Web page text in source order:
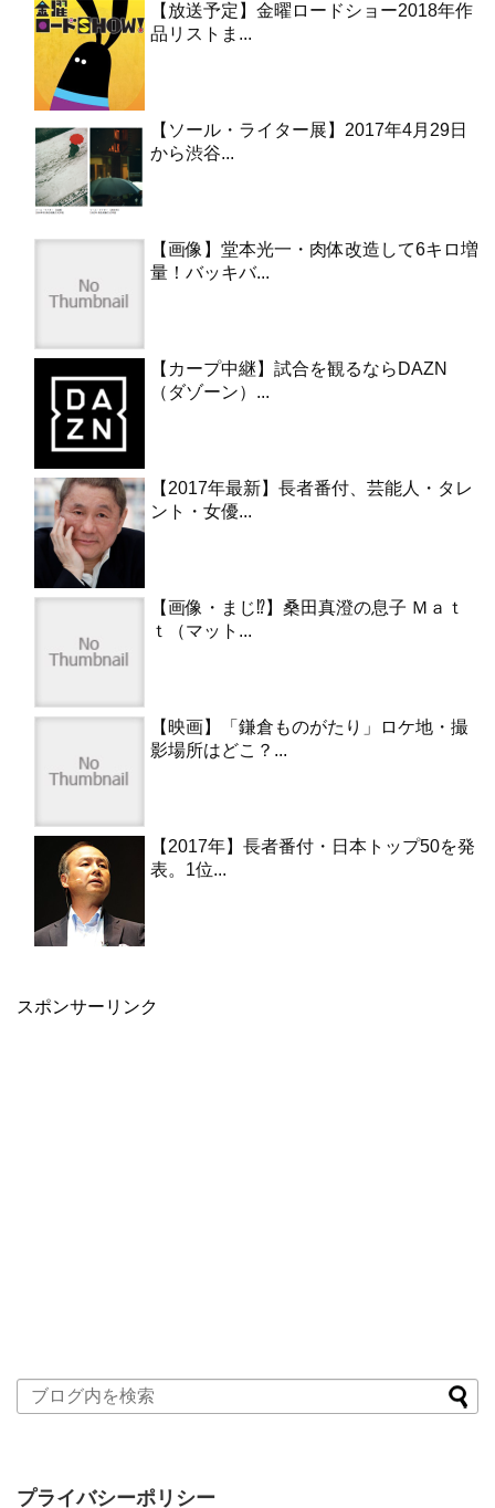
【放送予定】金曜ロードショー2018年作
品リストま...
【ソール・ライター展】2017年4月29日
から渋谷...
【画像】堂本光一・肉体改造して6キロ増
量！バッキバ...
【カープ中継】試合を観るならDAZN
（ダゾーン）...
【2017年最新】長者番付、芸能人・タレ
ント・女優...
【画像・まじ⁉︎】桑田真澄の息子 Ｍａｔ
ｔ（マット...
【映画】「鎌倉ものがたり」ロケ地・撮
影場所はどこ？...
【2017年】長者番付・日本トップ50を発
表。1位...
スポンサーリンク
プライバシーポリシー